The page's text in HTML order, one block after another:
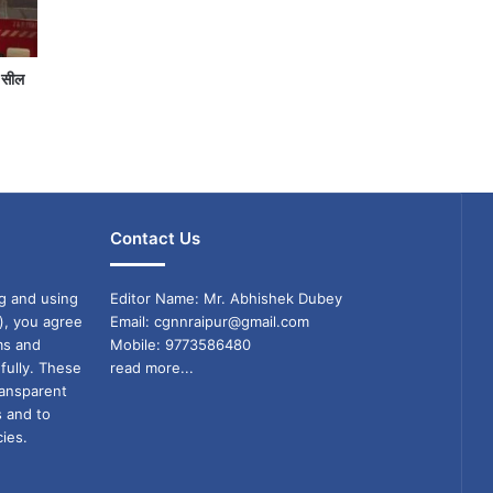
and using
you agree
and
These
and to
Contact Us
Editor Name: Mr. Abhishek Dubey
Email: cgnnraipur@gmail.com
Mobile: 9773586480
read more...